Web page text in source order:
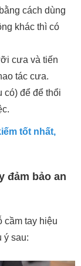
cách dùng
khác thì có
cưa và tiến
tác cưa.
có) để để thổi
tốt nhất,
đảm bảo an
cầm tay hiệu
ý sau: